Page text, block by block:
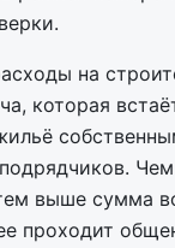
на
которая
выше сумма
проходит